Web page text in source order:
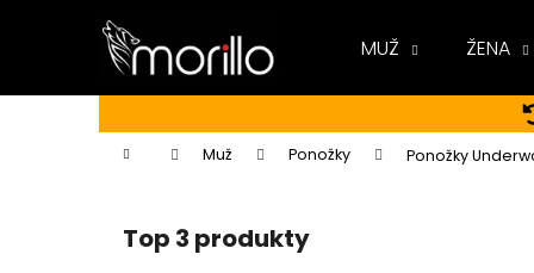
MUŽ ŽENA
Domov Muž Ponožky Ponožky
Top 3 produkty
í
Späť
do
obchodu
Späť
do
obchodu